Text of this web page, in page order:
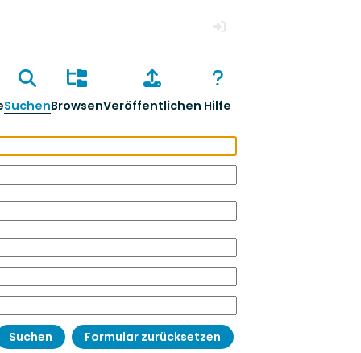
SuchenBrowsenVeröffentlichen Hilfe